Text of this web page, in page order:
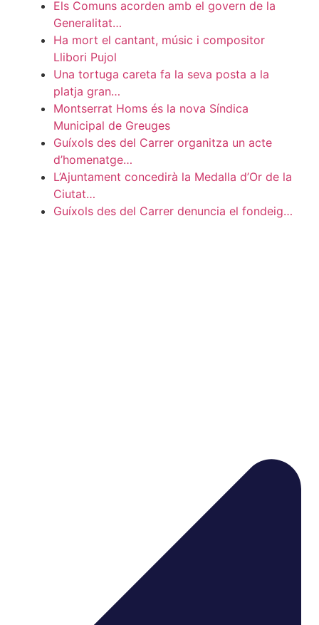
Els Comuns acorden amb el govern de la
Generalitat…
Ha mort el cantant, músic i compositor
Llibori Pujol
Una tortuga careta fa la seva posta a la
platja gran…
Montserrat Homs és la nova Síndica
Municipal de Greuges
Guíxols des del Carrer organitza un acte
d’homenatge…
L’Ajuntament concedirà la Medalla d’Or de la
Ciutat…
Guíxols des del Carrer denuncia el fondeig…